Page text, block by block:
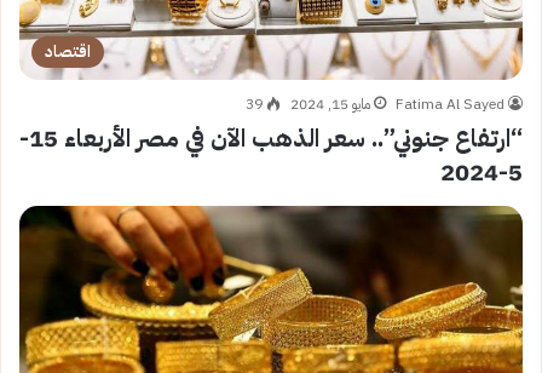
اقتصاد
Fatima Al Sayed مايو 15, 2024 39
“ارتفاع جنوني”.. سعر الذهب الآن في مصر الأربعاء 15-
5-2024